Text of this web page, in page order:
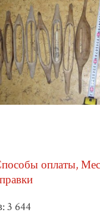
оплаты,
3 644